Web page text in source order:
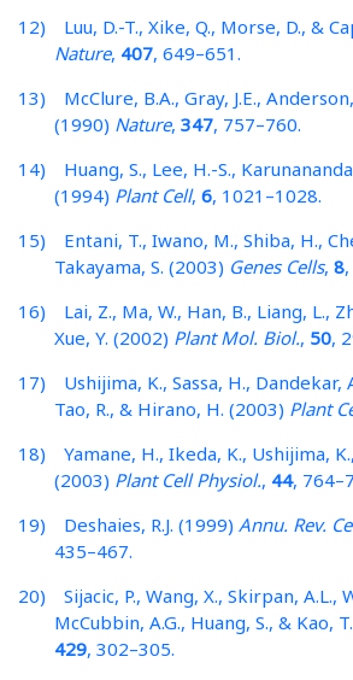
12) Luu, D.-T., Xike, Q., Morse, D., &
Nature, 407, 649–651.
13) McClure, B.A., Gray, J.E.,
(1990) Nature, 347, 757–760.
14) Huang, S., Lee, H.-S.,
(1994) Plant Cell, 6, 1021–1028.
15) Entani, T., Iwano, M., Shiba, H.,
Takayama, S. (2003) Genes Cells, 8
16) Lai, Z., Ma, W., Han, B., Liang, L.,
Xue, Y. (2002) Plant Mol. Biol., 50,
17) Ushijima, K., Sassa, H., Dandekar,
Tao, R., & Hirano, H. (2003) Plant
18) Yamane, H., Ikeda, K., Ushijima, K.,
(2003) Plant Cell Physiol., 44,
19) Deshaies, R.J. (1999) Annu. Rev.
435–467.
20) Sijacic, P., Wang, X., Skirpan, A.L.,
McCubbin, A.G., Huang, S., & Kao,
429, 302–305.